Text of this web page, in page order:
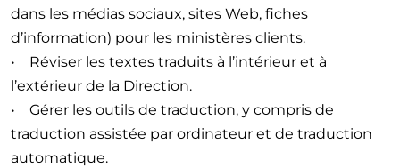
dans les médias sociaux, sites Web, fiches
d’information) pour les ministères clients.
• Réviser les textes traduits à l’intérieur et à
l’extérieur de la Direction.
• Gérer les outils de traduction, y compris de
traduction assistée par ordinateur et de traduction
automatique.